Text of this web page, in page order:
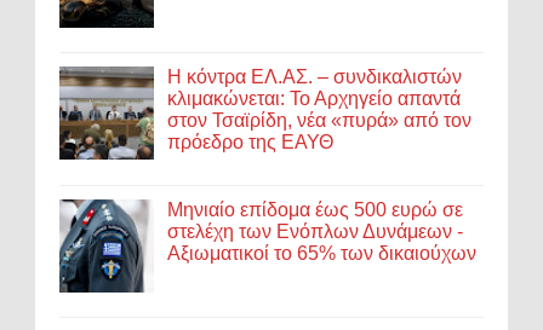
Η κόντρα ΕΛ.ΑΣ. – συνδικαλιστών
κλιμακώνεται: Το Αρχηγείο απαντά
στον Τσαϊρίδη, νέα «πυρά» από τον
πρόεδρο της ΕΑΥΘ
Μηνιαίο επίδομα έως 500 ευρώ σε
στελέχη των Ενόπλων Δυνάμεων -
Αξιωματικοί το 65% των δικαιούχων